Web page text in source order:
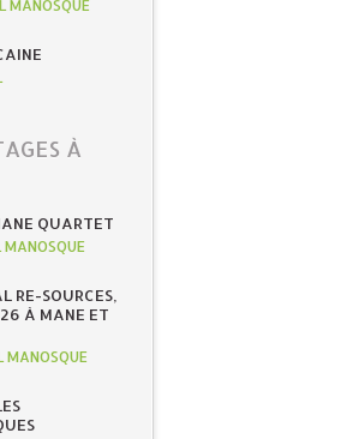
MANOSQUE
À
QUARTET
MANOSQUE
RE-SOURCES,
À MANE ET
MANOSQUE